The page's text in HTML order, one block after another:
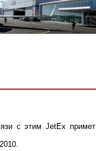
с этим JetEx примет